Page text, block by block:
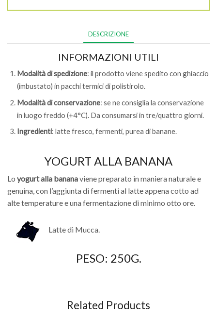
DESCRIZIONE
YOGURT ALLA BANANA
Lo yogurt alla bananaviene preparato in maniera naturale e
genuina, con l’aggiunta di fermenti al latte appena cotto ad
alte temperature e una fermentazione di minimo otto ore.
Latte di Mucca.
PESO: 250G.
INFORMAZIONI UTILI
Modalità di spedizione: il prodotto viene spedito con ghiaccio
(imbustato) in pacchi termici di polistirolo.
Modalità di conservazione: se ne consiglia la conservazione
in luogo freddo (+4°C). Da consumarsi in tre/quattro giorni.
Ingredienti: latte fresco, fermenti, purea di banane.
Related Products